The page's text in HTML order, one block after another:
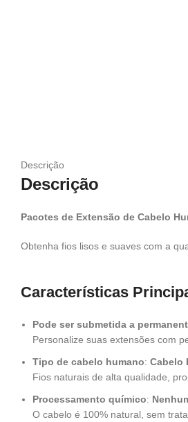
Descrição
Descrição
Pacotes de Extensão de Cabelo
Obtenha fios lisos e suaves com a
Características
Pode ser submetida a
Personalize suas extensões com
Tipo de cabelo humano: Cabelo
Fios naturais de alta qualidade,
Processamento químico:
O cabelo é 100% natural, sem